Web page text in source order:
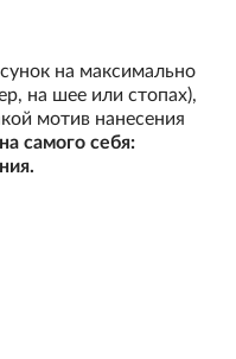
на максимально
на шее или стопах),
мотив нанесения
самого себя: